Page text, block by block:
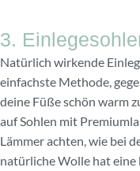
3.
Natürlich wirkende
einfachste Methode,
deine Füße schön warm
auf Sohlen mit
Lämmer achten, wie bei
natürliche Wolle hat